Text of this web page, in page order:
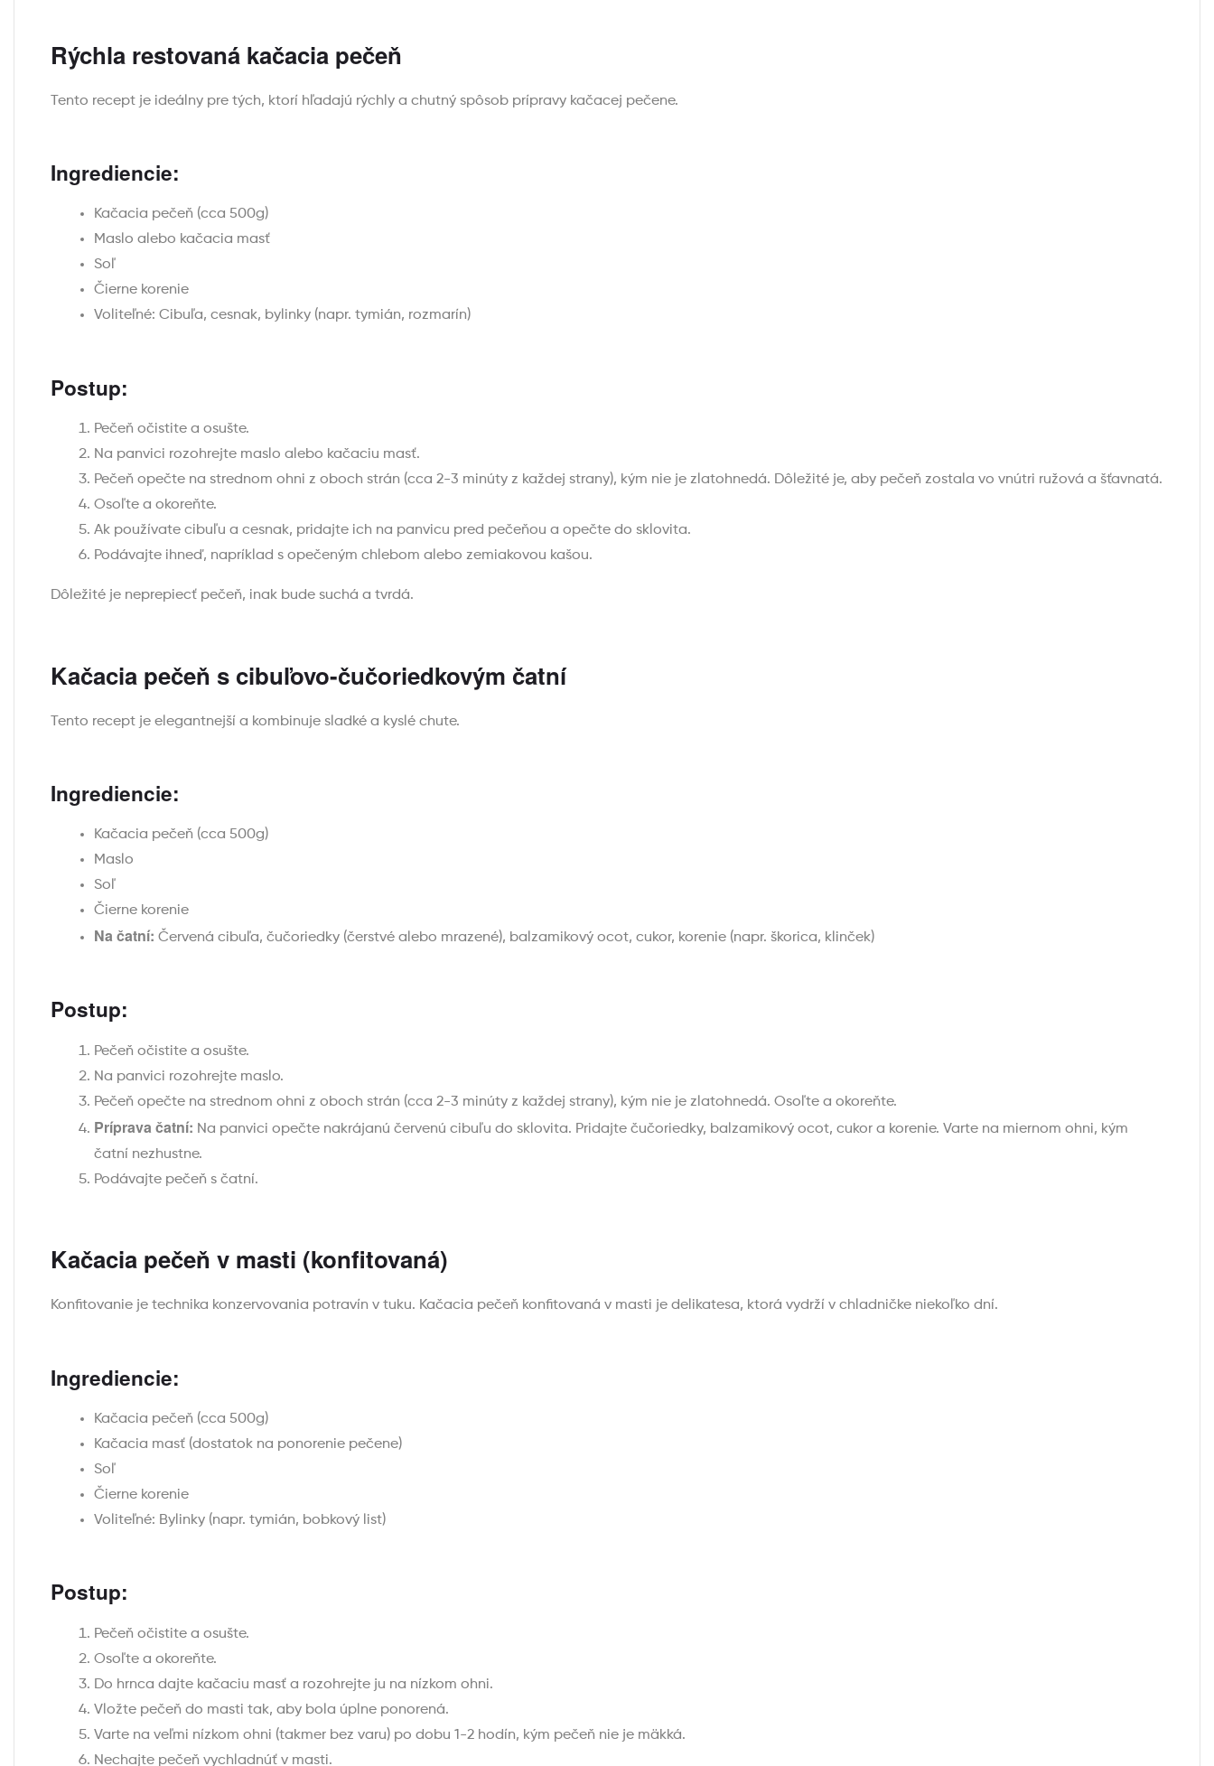
Rýchla restovaná kačacia pečeň
Tento recept je ideálny pre tých, ktorí hľadajú rýchly a chutný spôsob prípravy kačacej pečene.
Ingrediencie:
Kačacia pečeň (cca 500g)
Maslo alebo kačacia masť
Soľ
Čierne korenie
Voliteľné: Cibuľa, cesnak, bylinky (napr. tymián, rozmarín)
Postup:
Pečeň očistite a osušte.
Na panvici rozohrejte maslo alebo kačaciu masť.
Pečeň opečte na strednom ohni z oboch strán (cca 2-3 minúty z každej strany), kým nie je zlatohnedá. Dôležité je, aby pečeň zostala vo vnútri ružová a šťavnatá.
Osoľte a okoreňte.
Ak používate cibuľu a cesnak, pridajte ich na panvicu pred pečeňou a opečte do sklovita.
Podávajte ihneď, napríklad s opečeným chlebom alebo zemiakovou kašou.
Dôležité je neprepiecť pečeň, inak bude suchá a tvrdá.
Kačacia pečeň s cibuľovo-čučoriedkovým čatní
Tento recept je elegantnejší a kombinuje sladké a kyslé chute.
Ingrediencie:
Kačacia pečeň (cca 500g)
Maslo
Soľ
Čierne korenie
Na čatní: Červená cibuľa, čučoriedky (čerstvé alebo mrazené), balzamikový ocot, cukor, korenie (napr. škorica, klinček)
Postup:
Pečeň očistite a osušte.
Na panvici rozohrejte maslo.
Pečeň opečte na strednom ohni z oboch strán (cca 2-3 minúty z každej strany), kým nie je zlatohnedá. Osoľte a okoreňte.
Príprava čatní: Na panvici opečte nakrájanú červenú cibuľu do sklovita. Pridajte čučoriedky, balzamikový ocot, cukor a korenie. Varte na miernom ohni, kým
čatní nezhustne.
Podávajte pečeň s čatní.
Kačacia pečeň v masti (konfitovaná)
Konfitovanie je technika konzervovania potravín v tuku. Kačacia pečeň konfitovaná v masti je delikatesa, ktorá vydrží v chladničke niekoľko dní.
Ingrediencie:
Kačacia pečeň (cca 500g)
Kačacia masť (dostatok na ponorenie pečene)
Soľ
Čierne korenie
Voliteľné: Bylinky (napr. tymián, bobkový list)
Postup:
Pečeň očistite a osušte.
Osoľte a okoreňte.
Do hrnca dajte kačaciu masť a rozohrejte ju na nízkom ohni.
Vložte pečeň do masti tak, aby bola úplne ponorená.
Varte na veľmi nízkom ohni (takmer bez varu) po dobu 1-2 hodín, kým pečeň nie je mäkká.
Nechajte pečeň vychladnúť v masti.